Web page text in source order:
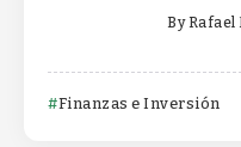
By Rafael
Finanzas e Inversión